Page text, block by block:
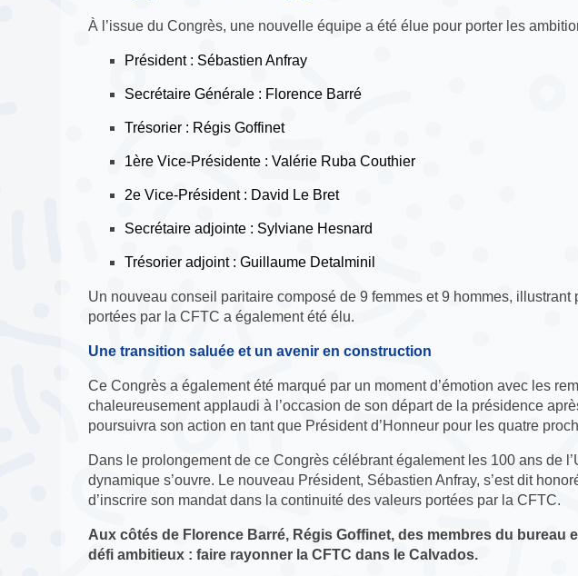
À l’issue du Congrès, une nouvelle équipe a été élue pour porter les
Président : Sébastien Anfray
Secrétaire Générale : Florence Barré
Trésorier : Régis Goffinet
1ère Vice-Présidente : Valérie Ruba Couthier
2e Vice-Président : David Le Bret
Secrétaire adjointe : Sylviane Hesnard
Trésorier adjoint : Guillaume Detalminil
Un nouveau conseil paritaire composé de 9 femmes et 9 hommes, illustrant
portées par la CFTC a également été élu.
Une transition saluée et un avenir en construction
Ce Congrès a également été marqué par un moment d’émotion avec les
chaleureusement applaudi à l’occasion de son départ de la présidence
poursuivra son action en tant que Président d’Honneur pour les quatre
Dans le prolongement de ce Congrès célébrant également les 100 ans de
dynamique s’ouvre. Le nouveau Président, Sébastien Anfray, s’est dit
d’inscrire son mandat dans la continuité des valeurs portées par la CFTC.
Aux côtés de Florence Barré, Régis Goffinet, des membres du bureau
défi ambitieux : faire rayonner la CFTC dans le Calvados.